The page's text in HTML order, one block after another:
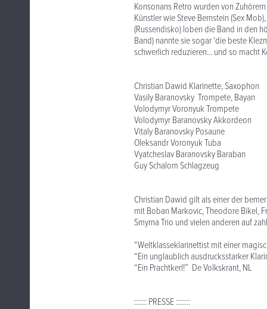
Konsonans Retro wurden von
Künstler wie Steve Bernstein (Sex
(Russendisko) loben die Band in den
Band) nannte sie sogar ‘die beste
schwerlich reduzieren... und so macht
Christian Dawid Klarinette, Saxophon
Vasily Baranovsky Trompete, Bayan
Volodymyr Voronyuk Trompete
Volodymyr Baranovsky Akkordeon
Vitaly Baranovsky Posaune
Oleksandr Voronyuk Tuba
Vyatcheslav Baranovsky Baraban
Guy Schalom Schlagzeug
Christian Dawid gilt als einer der
mit Boban Markovic, Theodore Bikel,
Smyrna Trio und vielen anderen auf
“Weltklasseklarinettist mit einer
“Ein unglaublich ausdrucksstarker
“Ein Prachtkerl!” De Volkskrant, NL
::::::: PRESSE ::::::::